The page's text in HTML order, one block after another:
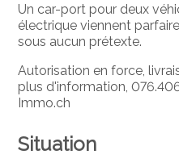
Un car-port pour deux
électrique viennent
sous aucun prétexte.
Autorisation en force,
plus d'information,
Immo.ch
Situation